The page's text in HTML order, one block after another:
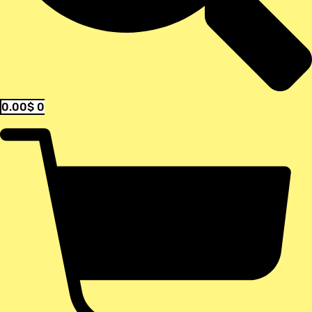
0.00$ 0